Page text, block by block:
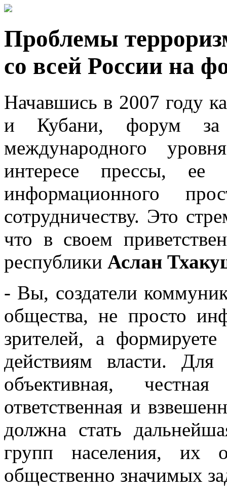
Проблемы
со всей России на
Начавшись в 2007 году
и Кубани, форум за
международного
интересе прессы, ее
информационного
сотрудничеству. Это
что в своем
республики Аслан
- Вы, создатели
общества, не просто
зрителей, а
действиям власти.
объективная,
ответственная и
должна стать
групп населения, их
общественно значимых